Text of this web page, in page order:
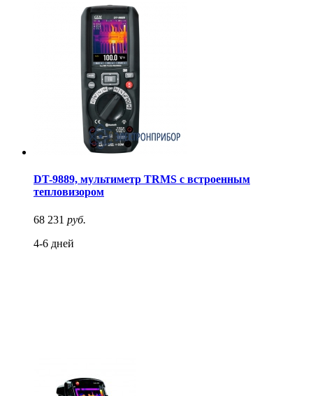
DT-9889, мультиметр TRMS с встроенным
тепловизором
68 231 руб.
4-6 дней